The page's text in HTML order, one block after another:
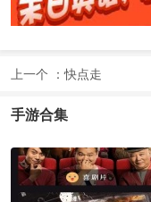
上一个 ：快点走
手游合集